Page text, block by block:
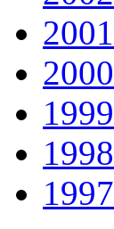
2001
2000
1999
1998
1997